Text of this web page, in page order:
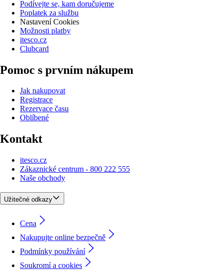
Podívejte se, kam doručujeme
Poplatek za službu
Nastavení Cookies
Možnosti platby
itesco.cz
Clubcard
Pomoc s prvním nákupem
Jak nakupovat
Registrace
Rezervace času
Oblíbené
Kontakt
itesco.cz
Zákaznické centrum - 800 222 555
Naše obchody
Užitečné odkazy
Cena
Nakupujte online bezpečně
Podmínky používání
Soukromí a cookies